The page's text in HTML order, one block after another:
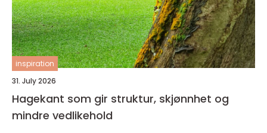
inspiration
31. July 2026
Hagekant som gir struktur, skjønnhet og
mindre vedlikehold